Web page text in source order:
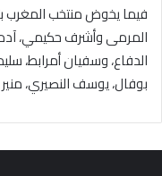
فيما يخوض منتخب
المرمى وأشرف حكيمي،
الدفاع، وسفيان أمرابط،
بوفال، يوسف النصيري،